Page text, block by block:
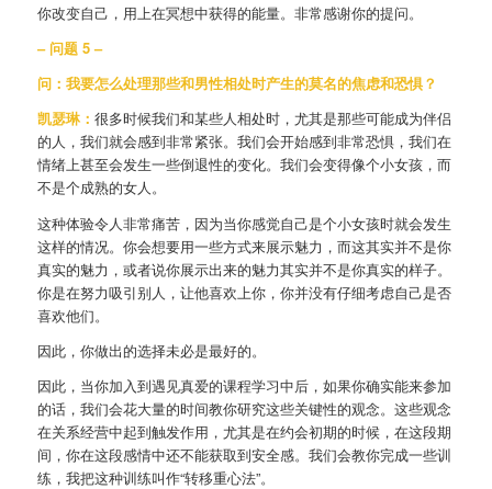
你改变自己，用上在冥想中获得的能量。非常感谢你的提问。
– 问题 5 –
问：我要怎么处理那些和男性相处时产生的莫名的焦虑和恐惧？
凯瑟琳： 很多时候我们和某些人相处时，尤其是那些可能成为伴侣
的人，我们就会感到非常紧张。我们会开始感到非常恐惧，我们在
情绪上甚至会发生一些倒退性的变化。我们会变得像个小女孩，而
不是个成熟的女人。
这种体验令人非常痛苦，因为当你感觉自己是个小女孩时就会发生
这样的情况。你会想要用一些方式来展示魅力，而这其实并不是你
真实的魅力，或者说你展示出来的魅力其实并不是你真实的样子。
你是在努力吸引别人，让他喜欢上你，你并没有仔细考虑自己是否
喜欢他们。
因此，你做出的选择未必是最好的。
因此，当你加入到遇见真爱的课程学习中后，如果你确实能来参加
的话，我们会花大量的时间教你研究这些关键性的观念。这些观念
在关系经营中起到触发作用，尤其是在约会初期的时候，在这段期
间，你在这段感情中还不能获取到安全感。我们会教你完成一些训
练，我把这种训练叫作“转移重心法”。